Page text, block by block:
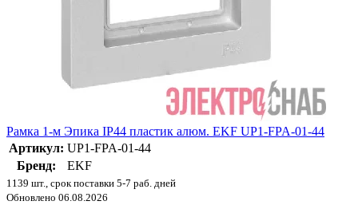
Рамка 1-м Эпика IP44 пластик алюм. EKF UP1-FPA-01-44
Артикул: UP1-FPA-01-44
Бренд:
EKF
1139 шт., срок поставки 5-7 раб. дней
Обновлено 06.08.2026